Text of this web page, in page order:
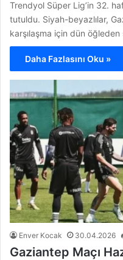
Trendyol Süper Lig’in 32.
tutuldu. Siyah-beyazlılar,
karşılaşma için dün
Daha Fazlasını Oku »
Enver Kocak 30.04.2026
Gaziantep Maçı